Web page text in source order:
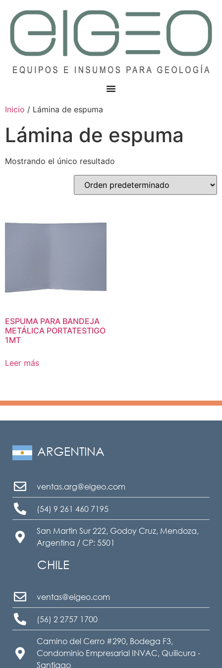
Inicio / Lámina de espuma
Lámina de espuma
Mostrando el único resultado
ESPUMA PARA BANDEJA
METÁLICA PORTATESTIGO
1MT
Leer más
ARGENTINA
ventas.arg@eigeo.com
(54) 9 261 460 7195
San Martin Sur 222, Godoy Cruz, Mendoza,
Argentina / CP: 5501
CHILE
ventas@eigeo.com
(56) 2 2757 1700
Camino del Cerro #290, Bodega F3,
Condominio Empresarial INVAC, Quilicura -
Santiago